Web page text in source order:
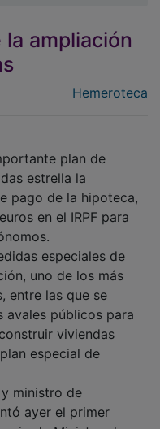
ampliación
plan de
estrella la
pago de la hipoteca,
en el IRPF para
especiales de
uno de los más
entre las que se
públicos para
viviendas
especial de
ministro de
ayer el primer
de Ministros ha